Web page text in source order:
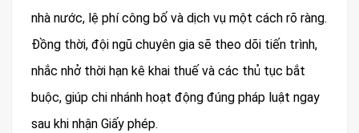
nhà nước, lệ phí công bố và dịch vụ một cách rõ ràng.
Đồng thời, đội ngũ chuyên gia sẽ theo dõi tiến trình,
nhắc nhở thời hạn kê khai thuế và các thủ tục bắt
buộc, giúp chi nhánh hoạt động đúng pháp luật ngay
sau khi nhận Giấy phép.